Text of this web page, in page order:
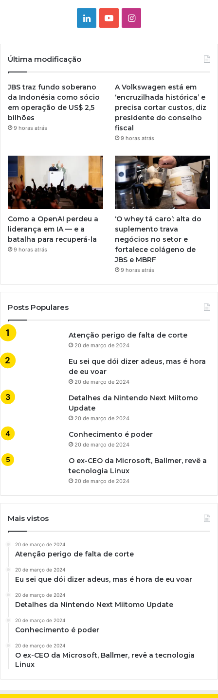
LinkedinYouTubeInstagram
Última modificação
JBS traz fundo soberano
da Indonésia como sócio
em operação de US$ 2,5
bilhões
9 horas atrás
A Volkswagen está em
‘encruzilhada histórica’ e
precisa cortar custos, diz
presidente do conselho
fiscal
9 horas atrás
Como a OpenAI perdeu a
liderança em IA — e a
batalha para recuperá-la
9 horas atrás
‘O whey tá caro’: alta do
suplemento trava
negócios no setor e
fortalece colágeno de
JBS e MBRF
9 horas atrás
Posts Populares
Atenção perigo de falta de corte
20 de março de 2024
Eu sei que dói dizer adeus, mas é hora
de eu voar
20 de março de 2024
Detalhes da Nintendo Next Miitomo
Update
20 de março de 2024
Conhecimento é poder
20 de março de 2024
O ex-CEO da Microsoft, Ballmer, revê a
tecnologia Linux
20 de março de 2024
Mais vistos
20 de março de 2024
Atenção perigo de falta de corte
20 de março de 2024
Eu sei que dói dizer adeus, mas é hora de eu voar
20 de março de 2024
Detalhes da Nintendo Next Miitomo Update
20 de março de 2024
Conhecimento é poder
20 de março de 2024
O ex-CEO da Microsoft, Ballmer, revê a tecnologia
Linux